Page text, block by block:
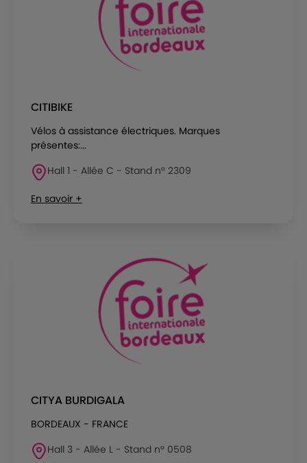
CITIBIKE
Vélos à assistance électriques. Marques
présentes:...
Hall 1 - Allée C - Stand n° 2309
En savoir +
CITYA BURDIGALA
BORDEAUX - FRANCE
Hall 3 - Allée L - Stand n° 0508